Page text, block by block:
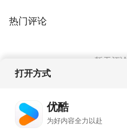
热门评论
暂无评论
打开方式
优酷
为好内容全力以赴